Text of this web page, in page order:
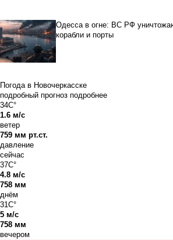
Одесса в огне: ВС РФ
корабли и порты
Погода в Новочеркасске
подробный прогноз подробнее
34C°
1.6 м/с
ветер
759 мм рт.ст.
давление
сейчас
37C°
4.8 м/с
758 мм
днём
31C°
5 м/с
758 мм
вечером